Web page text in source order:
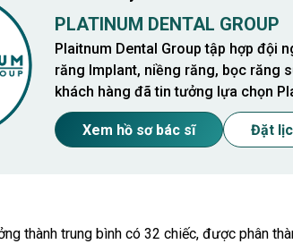
PLATINUM DENTAL GROUP
Plaitnum Dental Group tập hợp đội
răng Implant, niềng răng, bọc răng
khách hàng đã tin tưởng lựa chọn
Xem hồ sơ bác sĩ Đặt
thành trung bình có 32 chiếc, được phân